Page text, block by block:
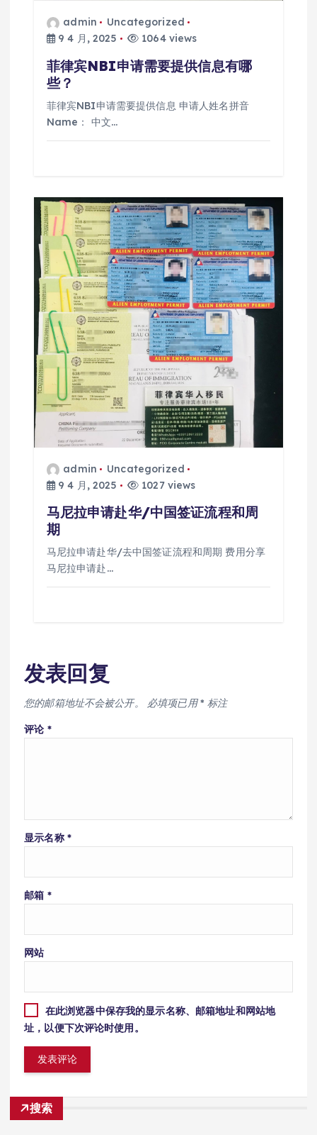
admin
Uncategorized
9 4 月, 2025
1064 views
菲律宾NBI申请需要提供信息有哪
些？
菲律宾NBI申请需要提供信息 申请人姓名拼音
Name： 中文…
admin
Uncategorized
9 4 月, 2025
1027 views
马尼拉申请赴华/中国签证流程和周
期
马尼拉申请赴华/去中国签证流程和周期 费用分享
马尼拉申请赴…
发表回复
您的邮箱地址不会被公开。 必填项已用* 标注
评论 *
显示名称 *
邮箱 *
网站
在此浏览器中保存我的显示名称、邮箱地址和网站地
址，以便下次评论时使用。
搜索